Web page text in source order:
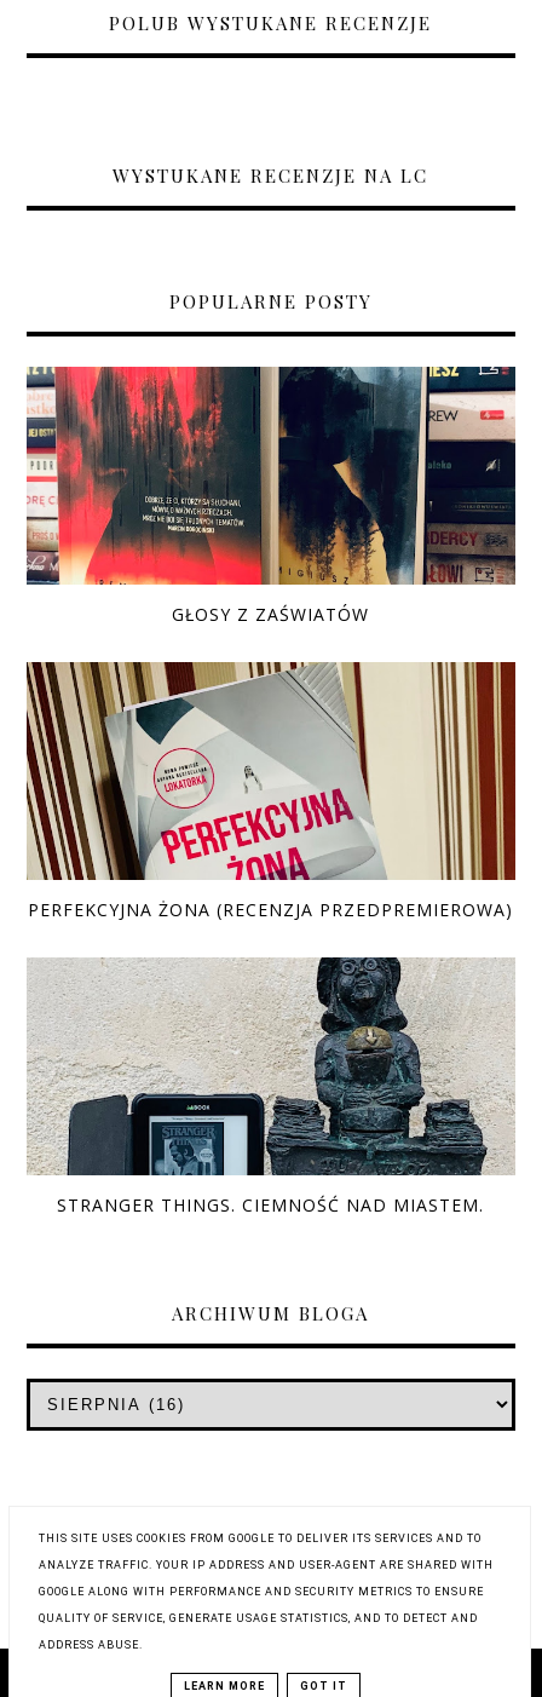
POLUB WYSTUKANE RECENZJE
WYSTUKANE RECENZJE NA LC
POPULARNE POSTY
GŁOSY Z ZAŚWIATÓW
PERFEKCYJNA ŻONA (RECENZJA PRZEDPREMIEROWA)
STRANGER THINGS. CIEMNOŚĆ NAD MIASTEM.
ARCHIWUM BLOGA
BLOG DESIGN: KAROGRAFIA.PL
THIS SITE USES COOKIES FROM GOOGLE TO DELIVER ITS SERVICES AND TO
ANALYZE TRAFFIC. YOUR IP ADDRESS AND USER-AGENT ARE SHARED WITH
GOOGLE ALONG WITH PERFORMANCE AND SECURITY METRICS TO ENSURE
QUALITY OF SERVICE, GENERATE USAGE STATISTICS, AND TO DETECT AND
ADDRESS ABUSE.
LEARN MORE GOT IT